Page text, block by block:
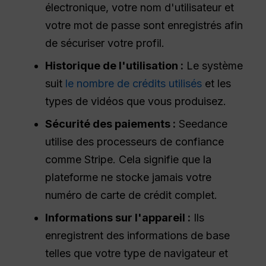
électronique, votre nom d'utilisateur et
votre mot de passe sont enregistrés afin
de sécuriser votre profil.
Historique de l'utilisation : Le système
suit le nombre de crédits utilisés et les
types de vidéos que vous produisez.
Sécurité des paiements : Seedance
utilise des processeurs de confiance
comme Stripe. Cela signifie que la
plateforme ne stocke jamais votre
numéro de carte de crédit complet.
Informations sur l'appareil : Ils
enregistrent des informations de base
telles que votre type de navigateur et